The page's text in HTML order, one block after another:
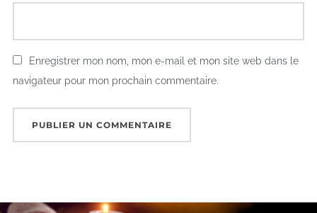
Enregistrer mon nom, mon e-mail et mon site web dans le
navigateur pour mon prochain commentaire.